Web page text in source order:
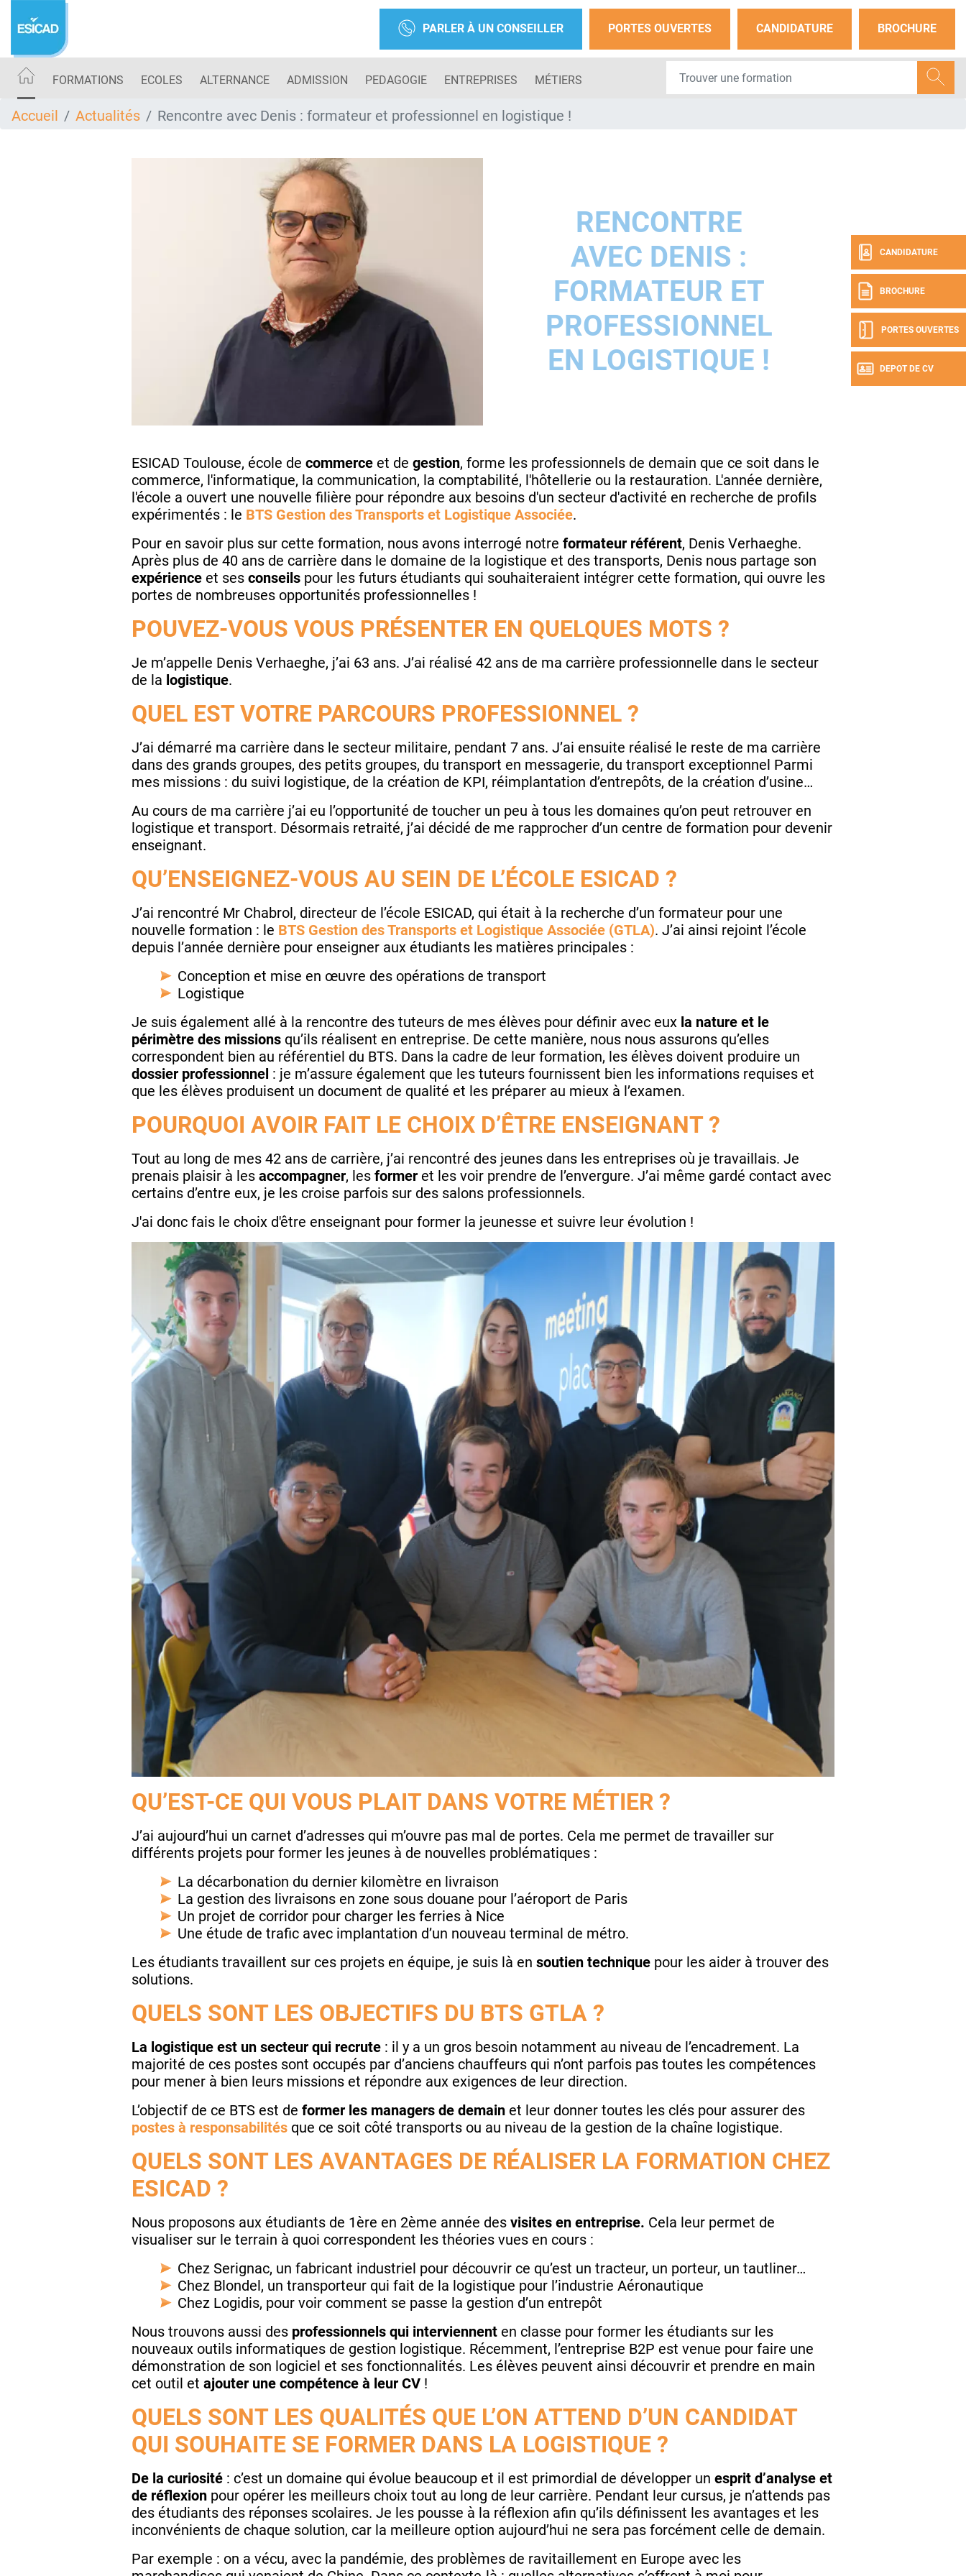
contenu
PARLER À UN CONSEILLER PORTES OUVERTES CANDIDATURE BROCHURE
FORMATIONS ECOLES ALTERNANCE ADMISSION PEDAGOGIE ENTREPRISES MÉTIERS
CANDIDATURE
BROCHURE
PORTES OUVERTES
DEPOT DE CV
Accueil Actualités Rencontre avec Denis : formateur et professionnel en logistique !
RENCONTRE
AVEC DENIS :
FORMATEUR ET
PROFESSIONNEL
EN LOGISTIQUE !
ESICAD Toulouse, école de commerce et de gestion, forme les professionnels de demain que ce soit dans le
commerce, l'informatique, la communication, la comptabilité, l'hôtellerie ou la restauration. L'année dernière,
l'école a ouvert une nouvelle filière pour répondre aux besoins d'un secteur d'activité en recherche de profils
expérimentés : le BTS Gestion des Transports et Logistique Associée.
Pour en savoir plus sur cette formation, nous avons interrogé notre formateur référent, Denis Verhaeghe.
Après plus de 40 ans de carrière dans le domaine de la logistique et des transports, Denis nous partage son
expérience et ses conseils pour les futurs étudiants qui souhaiteraient intégrer cette formation, qui ouvre les
portes de nombreuses opportunités professionnelles !
POUVEZ-VOUS VOUS PRÉSENTER EN QUELQUES MOTS ?
Je m’appelle Denis Verhaeghe, j’ai 63 ans. J’ai réalisé 42 ans de ma carrière professionnelle dans le secteur
de la logistique.
QUEL EST VOTRE PARCOURS PROFESSIONNEL ?
J’ai démarré ma carrière dans le secteur militaire, pendant 7 ans. J’ai ensuite réalisé le reste de ma carrière
dans des grands groupes, des petits groupes, du transport en messagerie, du transport exceptionnel Parmi
mes missions : du suivi logistique, de la création de KPI, réimplantation d’entrepôts, de la création d’usine…
Au cours de ma carrière j’ai eu l’opportunité de toucher un peu à tous les domaines qu’on peut retrouver en
logistique et transport. Désormais retraité, j’ai décidé de me rapprocher d’un centre de formation pour devenir
enseignant.
QU’ENSEIGNEZ-VOUS AU SEIN DE L’ÉCOLE ESICAD ?
J’ai rencontré Mr Chabrol, directeur de l’école ESICAD, qui était à la recherche d’un formateur pour une
nouvelle formation : le BTS Gestion des Transports et Logistique Associée (GTLA). J’ai ainsi rejoint l’école
depuis l’année dernière pour enseigner aux étudiants les matières principales :
Conception et mise en œuvre des opérations de transport
Logistique
Je suis également allé à la rencontre des tuteurs de mes élèves pour définir avec eux la nature et le
périmètre des missions qu’ils réalisent en entreprise. De cette manière, nous nous assurons qu’elles
correspondent bien au référentiel du BTS. Dans la cadre de leur formation, les élèves doivent produire un
dossier professionnel : je m’assure également que les tuteurs fournissent bien les informations requises et
que les élèves produisent un document de qualité et les préparer au mieux à l’examen.
POURQUOI AVOIR FAIT LE CHOIX D’ÊTRE ENSEIGNANT ?
Tout au long de mes 42 ans de carrière, j’ai rencontré des jeunes dans les entreprises où je travaillais. Je
prenais plaisir à les accompagner, les former et les voir prendre de l’envergure. J’ai même gardé contact avec
certains d’entre eux, je les croise parfois sur des salons professionnels.
J'ai donc fais le choix d'être enseignant pour former la jeunesse et suivre leur évolution !
QU’EST-CE QUI VOUS PLAIT DANS VOTRE MÉTIER ?
J’ai aujourd’hui un carnet d’adresses qui m’ouvre pas mal de portes. Cela me permet de travailler sur
différents projets pour former les jeunes à de nouvelles problématiques :
La décarbonation du dernier kilomètre en livraison
La gestion des livraisons en zone sous douane pour l’aéroport de Paris
Un projet de corridor pour charger les ferries à Nice
Une étude de trafic avec implantation d’un nouveau terminal de métro.
Les étudiants travaillent sur ces projets en équipe, je suis là en soutien technique pour les aider à trouver des
solutions.
QUELS SONT LES OBJECTIFS DU BTS GTLA ?
La logistique est un secteur qui recrute : il y a un gros besoin notamment au niveau de l’encadrement. La
majorité de ces postes sont occupés par d’anciens chauffeurs qui n’ont parfois pas toutes les compétences
pour mener à bien leurs missions et répondre aux exigences de leur direction.
L’objectif de ce BTS est de former les managers de demain et leur donner toutes les clés pour assurer des
postes à responsabilités que ce soit côté transports ou au niveau de la gestion de la chaîne logistique.
QUELS SONT LES AVANTAGES DE RÉALISER LA FORMATION CHEZ
ESICAD ?
Nous proposons aux étudiants de 1ère en 2ème année des visites en entreprise. Cela leur permet de
visualiser sur le terrain à quoi correspondent les théories vues en cours :
Chez Serignac, un fabricant industriel pour découvrir ce qu’est un tracteur, un porteur, un tautliner…
Chez Blondel, un transporteur qui fait de la logistique pour l’industrie Aéronautique
Chez Logidis, pour voir comment se passe la gestion d’un entrepôt
Nous trouvons aussi des professionnels qui interviennent en classe pour former les étudiants sur les
nouveaux outils informatiques de gestion logistique. Récemment, l’entreprise B2P est venue pour faire une
démonstration de son logiciel et ses fonctionnalités. Les élèves peuvent ainsi découvrir et prendre en main
cet outil et ajouter une compétence à leur CV !
QUELS SONT LES QUALITÉS QUE L’ON ATTEND D’UN CANDIDAT
QUI SOUHAITE SE FORMER DANS LA LOGISTIQUE ?
De la curiosité : c’est un domaine qui évolue beaucoup et il est primordial de développer un esprit d’analyse et
de réflexion pour opérer les meilleurs choix tout au long de leur carrière. Pendant leur cursus, je n’attends pas
des étudiants des réponses scolaires. Je les pousse à la réflexion afin qu’ils définissent les avantages et les
inconvénients de chaque solution, car la meilleure option aujourd’hui ne sera pas forcément celle de demain.
Par exemple : on a vécu, avec la pandémie, des problèmes de ravitaillement en Europe avec les